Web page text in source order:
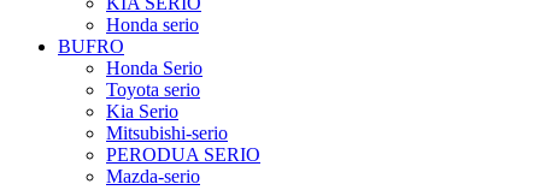
Honda serio
BUFRO
Honda Serio
Toyota serio
Kia Serio
Mitsubishi-serio
PERODUA SERIO
Mazda-serio